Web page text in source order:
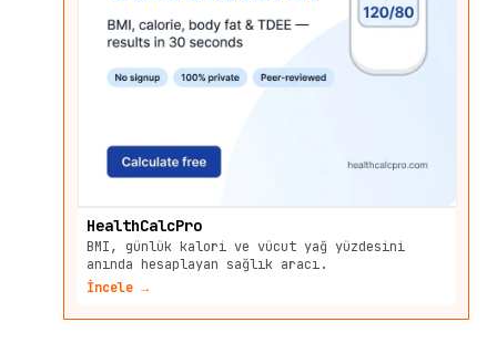
HealthCalcPro
BMI, günlük kalori ve vücut yağ yüzdesini
anında hesaplayan sağlık aracı.
İncele →